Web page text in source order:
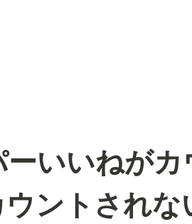
いいねが
ントされな